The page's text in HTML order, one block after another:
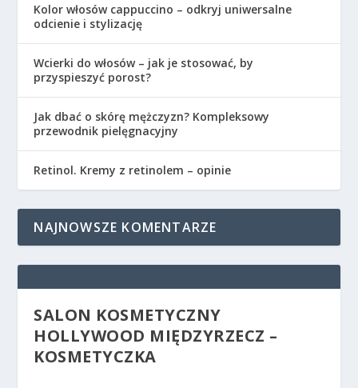
Kolor włosów cappuccino – odkryj uniwersalne
odcienie i stylizację
Wcierki do włosów – jak je stosować, by
przyspieszyć porost?
Jak dbać o skórę mężczyzn? Kompleksowy
przewodnik pielęgnacyjny
Retinol. Kremy z retinolem – opinie
NAJNOWSZE KOMENTARZE
SALON KOSMETYCZNY
HOLLYWOOD MIĘDZYRZECZ –
KOSMETYCZKA